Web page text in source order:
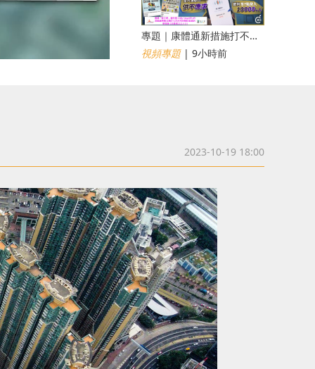
專題｜康體通新措施打不倒黃牛？室內運動場一場難求越炒越貴
視頻專題| 9小時前
2023-10-19 18:00